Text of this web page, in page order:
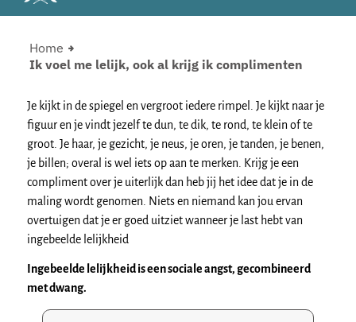
Home
Ik voel me lelijk, ook al krijg ik complimenten
Je kijkt in de spiegel en vergroot iedere rimpel. Je kijkt naar je
figuur en je vindt jezelf te dun, te dik, te rond, te klein of te
groot. Je haar, je gezicht, je neus, je oren, je tanden, je benen,
je billen; overal is wel iets op aan te merken. Krijg je een
compliment over je uiterlijk dan heb jij het idee dat je in de
maling wordt genomen. Niets en niemand kan jou ervan
overtuigen dat je er goed uitziet wanneer je last hebt van
ingebeelde lelijkheid
Ingebeelde lelijkheid is een sociale angst, gecombineerd
met dwang.